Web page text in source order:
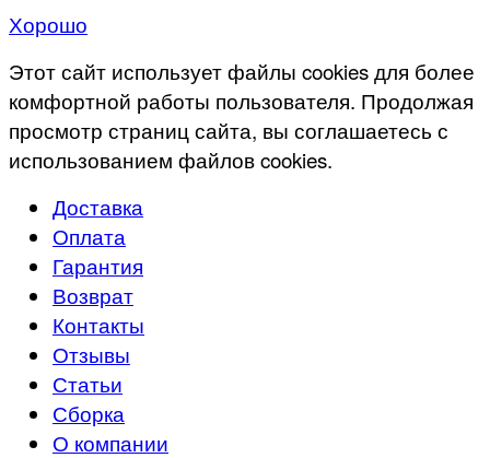
Хорошо
Этот сайт использует файлы cookies для более
комфортной работы пользователя. Продолжая
просмотр страниц сайта, вы соглашаетесь с
использованием файлов cookies.
Доставка
Оплата
Гарантия
Возврат
Контакты
Отзывы
Статьи
Сборка
О компании